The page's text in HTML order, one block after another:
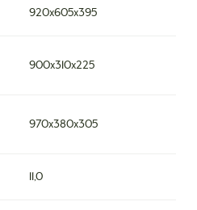
920х605х395
900x310x225
970x380x305
11,0